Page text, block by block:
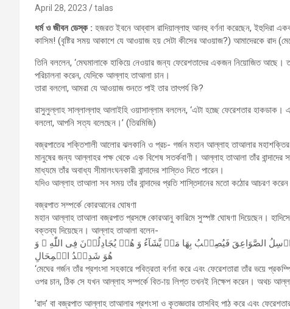
April 28, 2023 talas
ধর্ম ও জীবন ডেস্ক : হজরত ইবনে আব্বাস রাদিয়াল্লাহু আনহু বর্ণনা করেছেন, ইহুদিরা
কাসিম! (বৃষ্টির সময় আকাশে যে আওয়াজ হয় সেটা কীসের আওয়াজ?) আমাদেরকে রাদ
তিনি বললেন, ‘মেঘমালাকে হাকিয়ে নেওয়ার জন্য ফেরেশতাদের একজন নিয়োজিত আছে।
পরিচালনা করেন, যেদিকে আল্লাহ তাআলা চান।
তারা বললো, আমরা যে আওয়াজ শুনতে পাই তার তাৎপর্য কি?
রাসুলুল্লাহ সাল্লাল্লাহু আলাইহি ওয়াসাল্লাম বললেন, ‘এটা হচ্ছে ফেরেশতার হাকডাক।
বললো, আপনি সত্য বলেছেন।’ (তিরমিজি)
বজ্রপাতের শক্তিশালী আলোর ঝলকানি ও প্রচ- গর্জন মহান আল্লাহ তাআলার
মানুষের জন্য আল্লাহর পক্ষ থেকে এক বিশেষ সতর্কবাণী। আল্লাহ তাআলা তাঁর
মাধ্যমে তাঁর অবাধ্য সীমালংঘনকারী বান্দাদের শাস্তিও দিতে পারেন।
যদিও আল্লাহ তাআলা সব সময় তাঁর বান্দাদের প্রতি শাস্তিদানের মতো কঠোর আচরণ
বজ্রপাত সম্পর্কে কোরআনের ঘোষণা
মহান আল্লাহ তাআলা বজ্রপাত প্রসঙ্গে কোরআনু কারিমে সুস্পষ্ট ঘোষণা দিয়েছেন।
বক্তব্য দিয়েছেন। আল্লাহ তাআলা বলেন-
الصَّوَاعِقَ فَیُصِیۡبُ بِهَا مَنۡ یَّشَآءُ وَ هُمۡ یُجَادِلُوۡنَ فِی اللّٰهِ ۚ وَ
هُوَ شَدِیۡدُ الۡمِحَالِ
‘মেঘের গর্জন তাঁর প্রশংসা সহকারে পবিত্রতা বর্ণনা করে এবং ফেরেশতারা তাঁর ভয়ে
ওপর চান, ঠিক সে যখন আল্লাহ সম্পর্কে বিত-ায় লিপ্ত তখনই নিক্ষেপ করেন। অথচ
’রাদ’ বা বজ্রপাত আল্লাহ তাআলার প্রশংসা ও কৃতজ্ঞতার তাসবিহ পাঠ করে এবং